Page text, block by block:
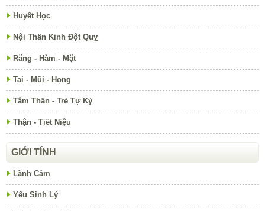
Huyết Học
Nội Thần Kinh Đột Quỵ
Răng - Hàm - Mặt
Tai - Mũi - Họng
Tâm Thần - Trẻ Tự Kỷ
Thận - Tiết Niệu
GIỚI TÍNH
Lãnh Cảm
Yếu Sinh Lý